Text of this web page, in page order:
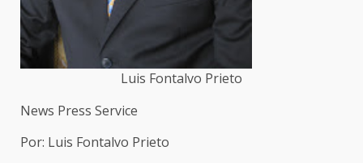
Luis Fontalvo Prieto
News Press Service
Por: Luis Fontalvo Prieto